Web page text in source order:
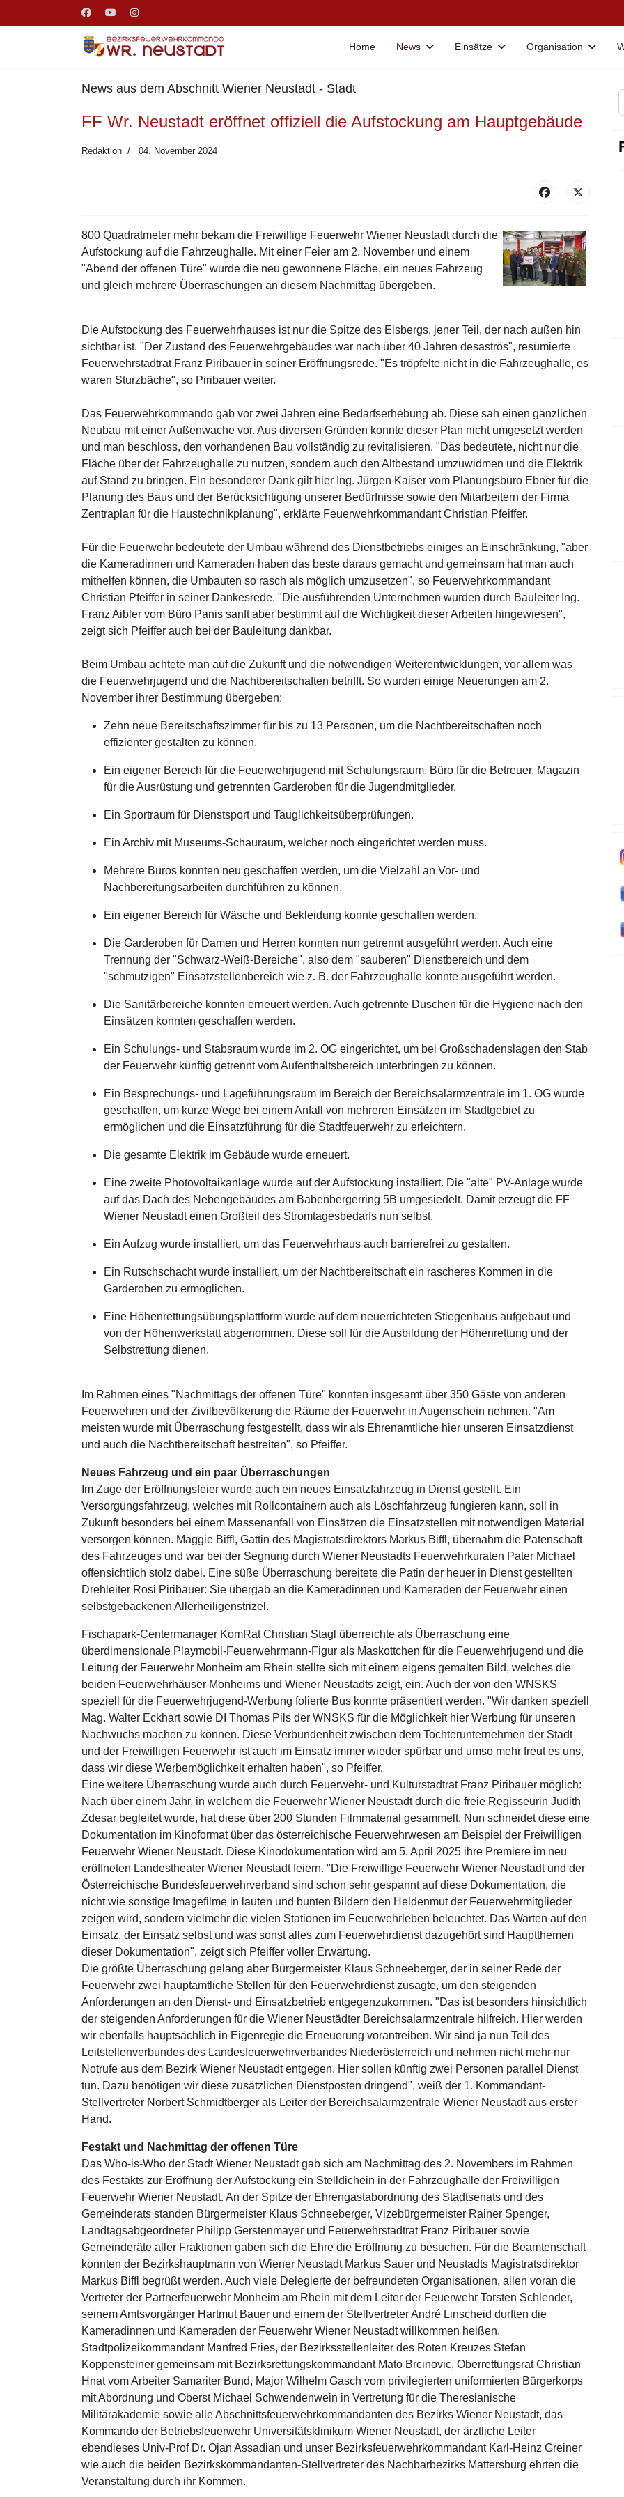
Home News Einsätze Organisation
News aus dem Abschnitt Wiener Neustadt - Stadt
FF Wr. Neustadt eröffnet offiziell die Aufstockung am Hauptgebäude
Redaktion 04. November 2024
800 Quadratmeter mehr bekam die Freiwillige Feuerwehr Wiener Neustadt durch die
Aufstockung auf die Fahrzeughalle. Mit einer Feier am 2. November und einem
"Abend der offenen Türe" wurde die neu gewonnene Fläche, ein neues Fahrzeug
und gleich mehrere Überraschungen an diesem Nachmittag übergeben.
Die Aufstockung des Feuerwehrhauses ist nur die Spitze des Eisbergs, jener Teil, der nach außen hin
sichtbar ist. "Der Zustand des Feuerwehrgebäudes war nach über 40 Jahren desaströs", resümierte
Feuerwehrstadtrat Franz Piribauer in seiner Eröffnungsrede. "Es tröpfelte nicht in die Fahrzeughalle, es
waren Sturzbäche", so Piribauer weiter.
Das Feuerwehrkommando gab vor zwei Jahren eine Bedarfserhebung ab. Diese sah einen gänzlichen
Neubau mit einer Außenwache vor. Aus diversen Gründen konnte dieser Plan nicht umgesetzt werden
und man beschloss, den vorhandenen Bau vollständig zu revitalisieren. "Das bedeutete, nicht nur die
Fläche über der Fahrzeughalle zu nutzen, sondern auch den Altbestand umzuwidmen und die Elektrik
auf Stand zu bringen. Ein besonderer Dank gilt hier Ing. Jürgen Kaiser vom Planungsbüro Ebner für die
Planung des Baus und der Berücksichtigung unserer Bedürfnisse sowie den Mitarbeitern der Firma
Zentraplan für die Haustechnikplanung", erklärte Feuerwehrkommandant Christian Pfeiffer.
Für die Feuerwehr bedeutete der Umbau während des Dienstbetriebs einiges an Einschränkung, "aber
die Kameradinnen und Kameraden haben das beste daraus gemacht und gemeinsam hat man auch
mithelfen können, die Umbauten so rasch als möglich umzusetzen", so Feuerwehrkommandant
Christian Pfeiffer in seiner Dankesrede. "Die ausführenden Unternehmen wurden durch Bauleiter Ing.
Franz Aibler vom Büro Panis sanft aber bestimmt auf die Wichtigkeit dieser Arbeiten hingewiesen",
zeigt sich Pfeiffer auch bei der Bauleitung dankbar.
Beim Umbau achtete man auf die Zukunft und die notwendigen Weiterentwicklungen, vor allem was
die Feuerwehrjugend und die Nachtbereitschaften betrifft. So wurden einige Neuerungen am 2.
November ihrer Bestimmung übergeben:
Zehn neue Bereitschaftszimmer für bis zu 13 Personen, um die Nachtbereitschaften noch
effizienter gestalten zu können.
Ein eigener Bereich für die Feuerwehrjugend mit Schulungsraum, Büro für die Betreuer, Magazin
für die Ausrüstung und getrennten Garderoben für die Jugendmitglieder.
Ein Sportraum für Dienstsport und Tauglichkeitsüberprüfungen.
Ein Archiv mit Museums-Schauraum, welcher noch eingerichtet werden muss.
Mehrere Büros konnten neu geschaffen werden, um die Vielzahl an Vor- und
Nachbereitungsarbeiten durchführen zu können.
Ein eigener Bereich für Wäsche und Bekleidung konnte geschaffen werden.
Die Garderoben für Damen und Herren konnten nun getrennt ausgeführt werden. Auch eine
Trennung der "Schwarz-Weiß-Bereiche", also dem "sauberen" Dienstbereich und dem
"schmutzigen" Einsatzstellenbereich wie z. B. der Fahrzeughalle konnte ausgeführt werden.
Die Sanitärbereiche konnten erneuert werden. Auch getrennte Duschen für die Hygiene nach den
Einsätzen konnten geschaffen werden.
Ein Schulungs- und Stabsraum wurde im 2. OG eingerichtet, um bei Großschadenslagen den Stab
der Feuerwehr künftig getrennt vom Aufenthaltsbereich unterbringen zu können.
Ein Besprechungs- und Lageführungsraum im Bereich der Bereichsalarmzentrale im 1. OG wurde
geschaffen, um kurze Wege bei einem Anfall von mehreren Einsätzen im Stadtgebiet zu
ermöglichen und die Einsatzführung für die Stadtfeuerwehr zu erleichtern.
Die gesamte Elektrik im Gebäude wurde erneuert.
Eine zweite Photovoltaikanlage wurde auf der Aufstockung installiert. Die "alte" PV-Anlage wurde
auf das Dach des Nebengebäudes am Babenbergerring 5B umgesiedelt. Damit erzeugt die FF
Wiener Neustadt einen Großteil des Stromtagesbedarfs nun selbst.
Ein Aufzug wurde installiert, um das Feuerwehrhaus auch barrierefrei zu gestalten.
Ein Rutschschacht wurde installiert, um der Nachtbereitschaft ein rascheres Kommen in die
Garderoben zu ermöglichen.
Eine Höhenrettungsübungsplattform wurde auf dem neuerrichteten Stiegenhaus aufgebaut und
von der Höhenwerkstatt abgenommen. Diese soll für die Ausbildung der Höhenrettung und der
Selbstrettung dienen.
Im Rahmen eines "Nachmittags der offenen Türe" konnten insgesamt über 350 Gäste von anderen
Feuerwehren und der Zivilbevölkerung die Räume der Feuerwehr in Augenschein nehmen. "Am
meisten wurde mit Überraschung festgestellt, dass wir als Ehrenamtliche hier unseren Einsatzdienst
und auch die Nachtbereitschaft bestreiten", so Pfeiffer.
Neues Fahrzeug und ein paar Überraschungen
Im Zuge der Eröffnungsfeier wurde auch ein neues Einsatzfahrzeug in Dienst gestellt. Ein
Versorgungsfahrzeug, welches mit Rollcontainern auch als Löschfahrzeug fungieren kann, soll in
Zukunft besonders bei einem Massenanfall von Einsätzen die Einsatzstellen mit notwendigen Material
versorgen können. Maggie Biffl, Gattin des Magistratsdirektors Markus Biffl, übernahm die Patenschaft
des Fahrzeuges und war bei der Segnung durch Wiener Neustadts Feuerwehrkuraten Pater Michael
offensichtlich stolz dabei. Eine süße Überraschung bereitete die Patin der heuer in Dienst gestellten
Drehleiter Rosi Piribauer: Sie übergab an die Kameradinnen und Kameraden der Feuerwehr einen
selbstgebackenen Allerheiligenstrizel.
Fischapark-Centermanager KomRat Christian Stagl überreichte als Überraschung eine
überdimensionale Playmobil-Feuerwehrmann-Figur als Maskottchen für die Feuerwehrjugend und die
Leitung der Feuerwehr Monheim am Rhein stellte sich mit einem eigens gemalten Bild, welches die
beiden Feuerwehrhäuser Monheims und Wiener Neustadts zeigt, ein. Auch der von den WNSKS
speziell für die Feuerwehrjugend-Werbung folierte Bus konnte präsentiert werden. "Wir danken speziell
Mag. Walter Eckhart sowie DI Thomas Pils der WNSKS für die Möglichkeit hier Werbung für unseren
Nachwuchs machen zu können. Diese Verbundenheit zwischen dem Tochterunternehmen der Stadt
und der Freiwilligen Feuerwehr ist auch im Einsatz immer wieder spürbar und umso mehr freut es uns,
dass wir diese Werbemöglichkeit erhalten haben", so Pfeiffer.
Eine weitere Überraschung wurde auch durch Feuerwehr- und Kulturstadtrat Franz Piribauer möglich:
Nach über einem Jahr, in welchem die Feuerwehr Wiener Neustadt durch die freie Regisseurin Judith
Zdesar begleitet wurde, hat diese über 200 Stunden Filmmaterial gesammelt. Nun schneidet diese eine
Dokumentation im Kinoformat über das österreichische Feuerwehrwesen am Beispiel der Freiwilligen
Feuerwehr Wiener Neustadt. Diese Kinodokumentation wird am 5. April 2025 ihre Premiere im neu
eröffneten Landestheater Wiener Neustadt feiern. "Die Freiwillige Feuerwehr Wiener Neustadt und der
Österreichische Bundesfeuerwehrverband sind schon sehr gespannt auf diese Dokumentation, die
nicht wie sonstige Imagefilme in lauten und bunten Bildern den Heldenmut der Feuerwehrmitglieder
zeigen wird, sondern vielmehr die vielen Stationen im Feuerwehrleben beleuchtet. Das Warten auf den
Einsatz, der Einsatz selbst und was sonst alles zum Feuerwehrdienst dazugehört sind Hauptthemen
dieser Dokumentation", zeigt sich Pfeiffer voller Erwartung.
Die größte Überraschung gelang aber Bürgermeister Klaus Schneeberger, der in seiner Rede der
Feuerwehr zwei hauptamtliche Stellen für den Feuerwehrdienst zusagte, um den steigenden
Anforderungen an den Dienst- und Einsatzbetrieb entgegenzukommen. "Das ist besonders hinsichtlich
der steigenden Anforderungen für die Wiener Neustädter Bereichsalarmzentrale hilfreich. Hier werden
wir ebenfalls hauptsächlich in Eigenregie die Erneuerung vorantreiben. Wir sind ja nun Teil des
Leitstellenverbundes des Landesfeuerwehrverbandes Niederösterreich und nehmen nicht mehr nur
Notrufe aus dem Bezirk Wiener Neustadt entgegen. Hier sollen künftig zwei Personen parallel Dienst
tun. Dazu benötigen wir diese zusätzlichen Dienstposten dringend", weiß der 1. Kommandant-
Stellvertreter Norbert Schmidtberger als Leiter der Bereichsalarmzentrale Wiener Neustadt aus erster
Hand.
Festakt und Nachmittag der offenen Türe
Das Who-is-Who der Stadt Wiener Neustadt gab sich am Nachmittag des 2. Novembers im Rahmen
des Festakts zur Eröffnung der Aufstockung ein Stelldichein in der Fahrzeughalle der Freiwilligen
Feuerwehr Wiener Neustadt. An der Spitze der Ehrengastabordnung des Stadtsenats und des
Gemeinderats standen Bürgermeister Klaus Schneeberger, Vizebürgermeister Rainer Spenger,
Landtagsabgeordneter Philipp Gerstenmayer und Feuerwehrstadtrat Franz Piribauer sowie
Gemeinderäte aller Fraktionen gaben sich die Ehre die Eröffnung zu besuchen. Für die Beamtenschaft
konnten der Bezirkshauptmann von Wiener Neustadt Markus Sauer und Neustadts Magistratsdirektor
Markus Biffl begrüßt werden. Auch viele Delegierte der befreundeten Organisationen, allen voran die
Vertreter der Partnerfeuerwehr Monheim am Rhein mit dem Leiter der Feuerwehr Torsten Schlender,
seinem Amtsvorgänger Hartmut Bauer und einem der Stellvertreter André Linscheid durften die
Kameradinnen und Kameraden der Feuerwehr Wiener Neustadt willkommen heißen.
Stadtpolizeikommandant Manfred Fries, der Bezirksstellenleiter des Roten Kreuzes Stefan
Koppensteiner gemeinsam mit Bezirksrettungskommandant Mato Brcinovic, Oberrettungsrat Christian
Hnat vom Arbeiter Samariter Bund, Major Wilhelm Gasch vom privilegierten uniformierten Bürgerkorps
mit Abordnung und Oberst Michael Schwendenwein in Vertretung für die Theresianische
Militärakademie sowie alle Abschnittsfeuerwehrkommandanten des Bezirks Wiener Neustadt, das
Kommando der Betriebsfeuerwehr Universitätsklinikum Wiener Neustadt, der ärztliche Leiter
ebendieses Univ-Prof Dr. Ojan Assadian und unser Bezirksfeuerwehrkommandant Karl-Heinz Greiner
wie auch die beiden Bezirkskommandanten-Stellvertreter des Nachbarbezirks Mattersburg ehrten die
Veranstaltung durch ihr Kommen.